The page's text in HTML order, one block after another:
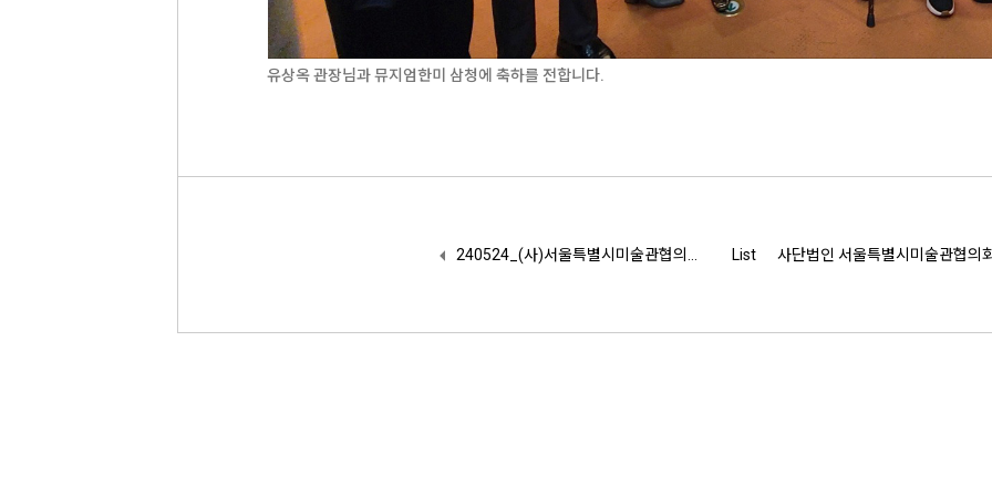
유상옥 관장님과 뮤지엄한미 삼청에 축하를 전합니다.
List
240524_(사)서울특별시미술관협의회-(사)경기도박물관협회 협회간 교류 회의 진행 사단법인 서울특별시미술관협의회 사무국 사무국장 모